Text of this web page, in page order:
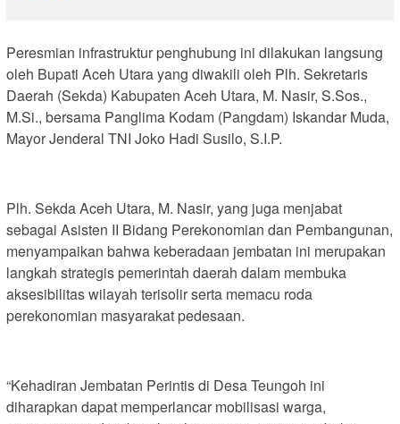
Peresmian infrastruktur penghubung ini dilakukan langsung
oleh Bupati Aceh Utara yang diwakili oleh Plh. Sekretaris
Daerah (Sekda) Kabupaten Aceh Utara, M. Nasir, S.Sos.,
M.Si., bersama Panglima Kodam (Pangdam) Iskandar Muda,
Mayor Jenderal TNI Joko Hadi Susilo, S.I.P.
Plh. Sekda Aceh Utara, M. Nasir, yang juga menjabat
sebagai Asisten II Bidang Perekonomian dan Pembangunan,
menyampaikan bahwa keberadaan jembatan ini merupakan
langkah strategis pemerintah daerah dalam membuka
aksesibilitas wilayah terisolir serta memacu roda
perekonomian masyarakat pedesaan.
“Kehadiran Jembatan Perintis di Desa Teungoh ini
diharapkan dapat memperlancar mobilisasi warga,